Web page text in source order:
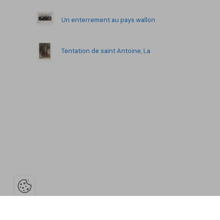
Un enterrement au pays wallon
Tentation de saint Antoine, La
Ouvrir la barre de gestion des